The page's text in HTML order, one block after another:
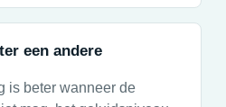
een andere
is beter wanneer de